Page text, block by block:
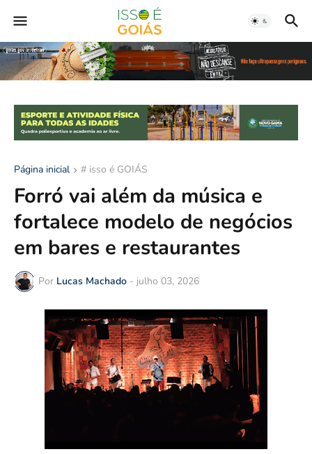
Página inicial # isso é GOIÁS
Forró vai além da música e
fortalece modelo de negócios
em bares e restaurantes
Por Lucas Machado - julho 03, 2026